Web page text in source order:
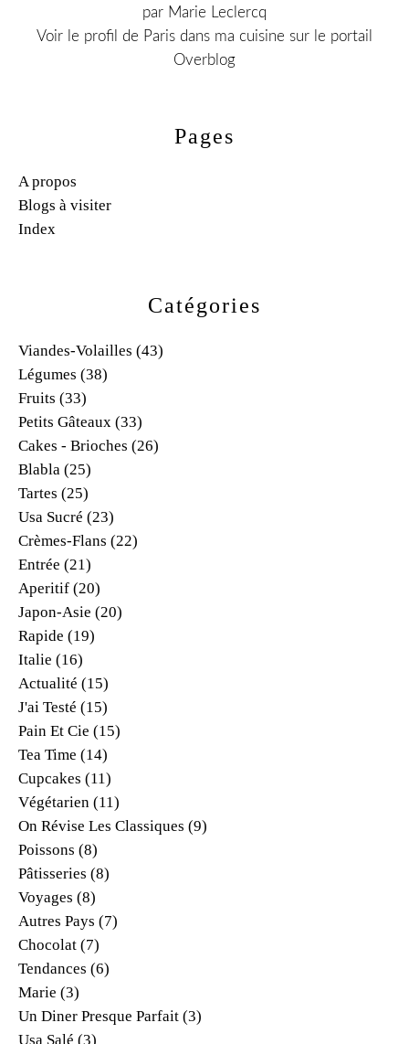
Catégories
Viandes-Volailles (43)
Légumes (38)
Fruits (33)
Petits Gâteaux (33)
Cakes - Brioches (26)
Blabla (25)
Tartes (25)
Usa Sucré (23)
Crèmes-Flans (22)
Entrée (21)
Aperitif (20)
Japon-Asie (20)
Rapide (19)
Italie (16)
Actualité (15)
J'ai Testé (15)
Pain Et Cie (15)
Tea Time (14)
Cupcakes (11)
Végétarien (11)
On Révise Les Classiques (9)
Poissons (8)
Pâtisseries (8)
Voyages (8)
Autres Pays (7)
Chocolat (7)
Tendances (6)
Marie (3)
Un Diner Presque Parfait (3)
Usa Salé (3)
Pages
A propos
Blogs à visiter
Index
par Marie Leclercq
Voir le profil de Paris dans ma cuisine sur le portail
Overblog